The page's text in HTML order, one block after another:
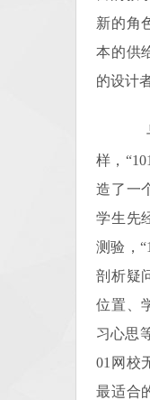
新的角
本的供
的设计
与
样，
造了一
学生先
测验，
剖析疑
位置、
习心思
01网校
最适合